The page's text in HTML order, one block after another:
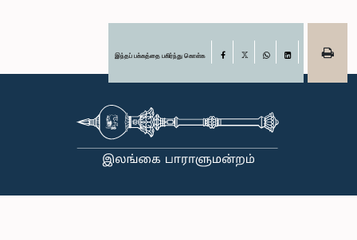
இந்தப் பக்கத்தை பகிர்ந்து கொள்க Facebook